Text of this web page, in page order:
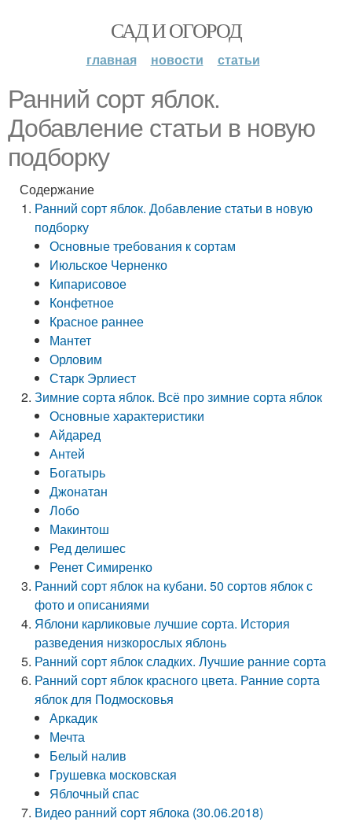
САД И ОГОРОД
главная новости статьи
Ранний сорт яблок.
Добавление статьи в новую
подборку
Содержание
Ранний сорт яблок. Добавление статьи в новую
подборку
Основные требования к сортам
Июльское Черненко
Кипарисовое
Конфетное
Красное раннее
Мантет
Орловим
Старк Эрлиест
Зимние сорта яблок. Всё про зимние сорта яблок
Основные характеристики
Айдаред
Антей
Богатырь
Джонатан
Лобо
Макинтош
Ред делишес
Ренет Симиренко
Ранний сорт яблок на кубани. 50 сортов яблок с
фото и описаниями
Яблони карликовые лучшие сорта. История
разведения низкорослых яблонь
Ранний сорт яблок сладких. Лучшие ранние сорта
Ранний сорт яблок красного цвета. Ранние сорта
яблок для Подмосковья
Аркадик
Мечта
Белый налив
Грушевка московская
Яблочный спас
Видео ранний сорт яблока (30.06.2018)